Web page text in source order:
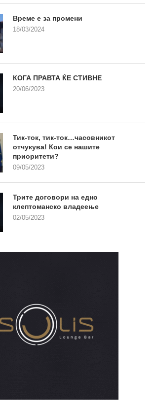
Време е за промени
18/03/2024
КОГА ПРАВТА ЌЕ СТИВНЕ
20/06/2023
Тик-ток, тик-ток…часовникот
отчукува! Кои се нашите
приоритети?
09/05/2023
Трите договори на едно
клептоманско владеење
02/05/2023